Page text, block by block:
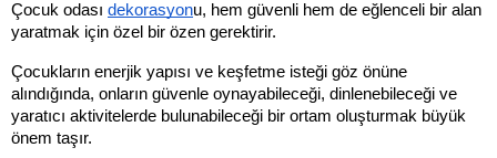
Çocuk odası dekorasyonu, hem güvenli hem de eğlenceli bir alan
yaratmak için özel bir özen gerektirir.
Çocukların enerjik yapısı ve keşfetme isteği göz önüne
alındığında, onların güvenle oynayabileceği, dinlenebileceği ve
yaratıcı aktivitelerde bulunabileceği bir ortam oluşturmak büyük
önem taşır.